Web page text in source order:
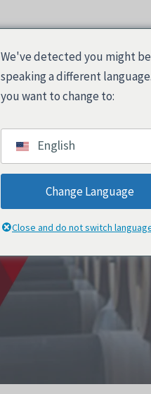
tamper
label
We've detected you might be
speaking a different
you want to change to:
English
Change Language
Close and do not switch